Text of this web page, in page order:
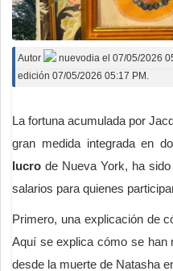
Tecnología
Contacto
Edición Impresa
Autor nuevodia el 07/05/2026
edición 07/05/2026 05:17 PM.
La fortuna acumulada por
gran medida integrada en
lucro de Nueva York, ha
salarios para quienes
Primero, una explicación de
Aquí se explica cómo se han
desde la muerte de Natasha